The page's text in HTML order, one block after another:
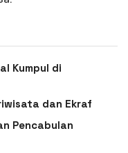
Kumpul di
dan Ekraf
Pencabulan